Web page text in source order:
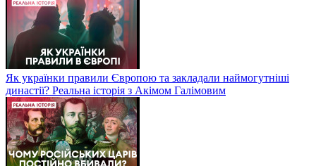
Як українки правили Європою та закладали наймогутніші
династії? Реальна історія з Акімом Галімовим